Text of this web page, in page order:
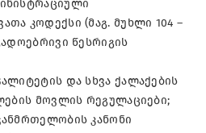
კოდექსი (მაგ. მუხლი 104 –
წესრიგის
და სხვა ქალაქების
მოვლის რეგულაციები;
კანონი